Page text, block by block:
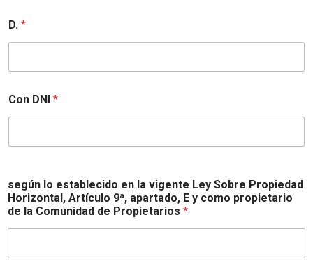
D. *
Con DNI *
según lo establecido en la vigente Ley Sobre Propiedad
Horizontal, Artículo 9ª, apartado, E y como propietario
de la Comunidad de Propietarios *